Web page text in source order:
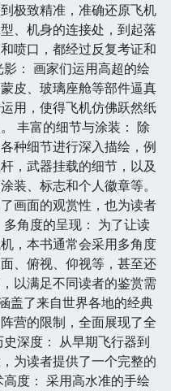
极致精准，准确还原飞机
、机身的连接处，到起落
喷口，都经过反复考证和
： 画家们运用高超的绘
皮、玻璃座舱等部件逼真
用，使得飞机仿佛跃然纸
丰富的细节与涂装： 除
种细节进行深入描绘，例
，武器挂载的细节，以及
装、标志和个人徽章等。
画面的观赏性，也为读者
角度的呈现： 为了让读
，本书通常会采用多角度
、俯视、仰视等，甚至还
以满足不同读者的鉴赏需
盖了来自世界各地的经典
营的限制，全面展现了全
深度： 从早期飞行器到
为读者提供了一个完整的
度： 采用高水准的手绘